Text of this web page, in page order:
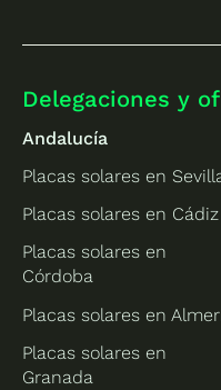
Delegaciones y
Andalucía
Placas solares en
Placas solares en Cádiz
Placas solares en
Córdoba
Placas solares en
Placas solares en
Granada